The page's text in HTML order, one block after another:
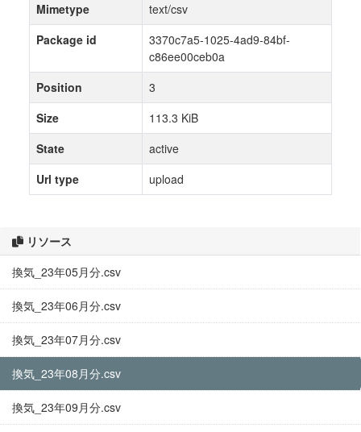
リソース
換気_23年05月分.csv
換気_23年06月分.csv
換気_23年07月分.csv
換気_23年08月分.csv
換気_23年09月分.csv
Mimetype
text/csv
Package id
3370c7a5-1025-4ad9-84bf-
c86ee00ceb0a
Position
3
Size
113.3 KiB
State
active
Url type
upload